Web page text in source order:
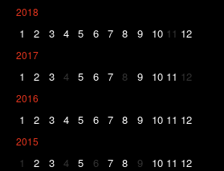
2018
1 2 3 4 5 6 7 8 9 10 11 12
2017
1 2 3 4 5 6 7 8 9 10 11 12
2016
1 2 3 4 5 6 7 8 9 10 11 12
2015
1 2 3 4 5 6 7 8 9 10 11 12